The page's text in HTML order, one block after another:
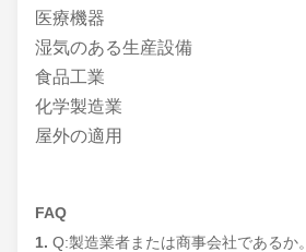
医療機器
湿気のある生産設備
食品工業
化学製造業
屋外の適用
FAQ
1. Q:製造業者または商事会社であるか。